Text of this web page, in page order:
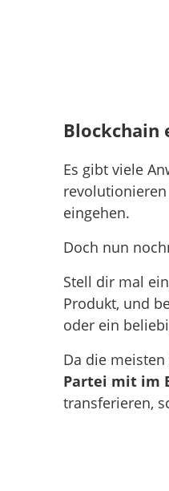
Blockchain
Es gibt viele
eingehen.
Doch nun
Stell dir mal
Produkt, und
oder ein
Da die
Partei mit im
transferieren,